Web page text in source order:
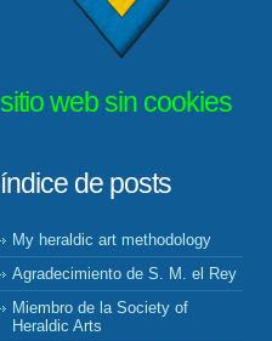
sitio web sin cookies
índice de posts
My heraldic art methodology
Agradecimiento de S. M. el Rey
Miembro de la Society of
Heraldic Arts